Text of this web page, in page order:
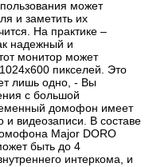
может
и заметить их
На практике –
надежный и
монитор может
пикселей. Это
лишь одно, - Вы
с большой
домофон имеет
видеозаписи. В составе
Major DORO
быть до 4
интеркома, и